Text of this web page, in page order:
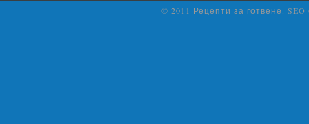
© 2011 Рецепти за готвене.